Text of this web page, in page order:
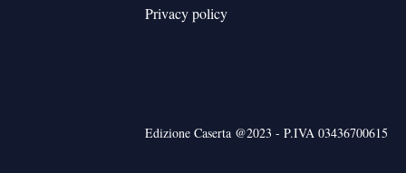
Privacy policy
Edizione Caserta @2023 - P.IVA 03436700615